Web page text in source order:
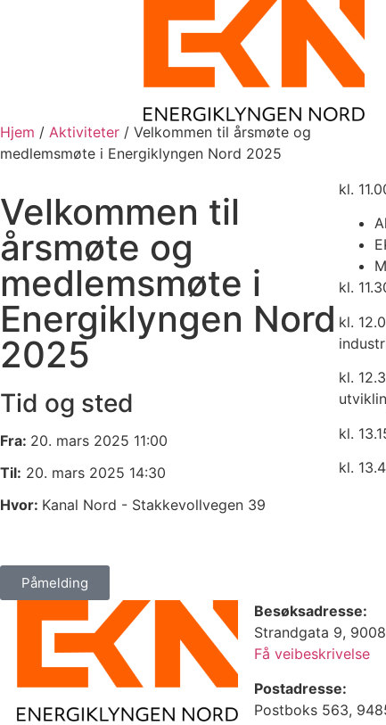
Hjem / Aktiviteter / Velkommen til årsmøte og
medlemsmøte i Energiklyngen Nord 2025
Velkommen til
årsmøte og
medlemsmøte i
Energiklyngen Nord
2025
Tid og sted
Fra: 20. mars 2025 11:00
Til: 20. mars 2025 14:30
Hvor: Kanal Nord - Stakkevollvegen 39
Påmelding
kl.
kl.
kl.
kl.
kl.
kl.
Besøksadresse:
Strandgata 9,
Få veibeskrivelse
Postadresse:
Postboks 563,